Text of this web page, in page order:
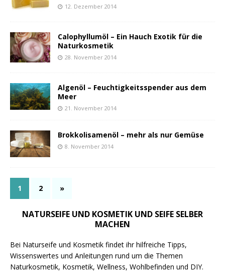
12. Dezember 2014
Calophyllumöl – Ein Hauch Exotik für die
Naturkosmetik
28. November 2014
Algenöl – Feuchtigkeitsspender aus dem
Meer
21. November 2014
Brokkolisamenöl – mehr als nur Gemüse
8. November 2014
1 2 »
NATURSEIFE UND KOSMETIK UND SEIFE SELBER
MACHEN
Bei Naturseife und Kosmetik findet ihr hilfreiche Tipps,
Wissenswertes und Anleitungen rund um die Themen
Naturkosmetik, Kosmetik, Wellness, Wohlbefinden und DIY.